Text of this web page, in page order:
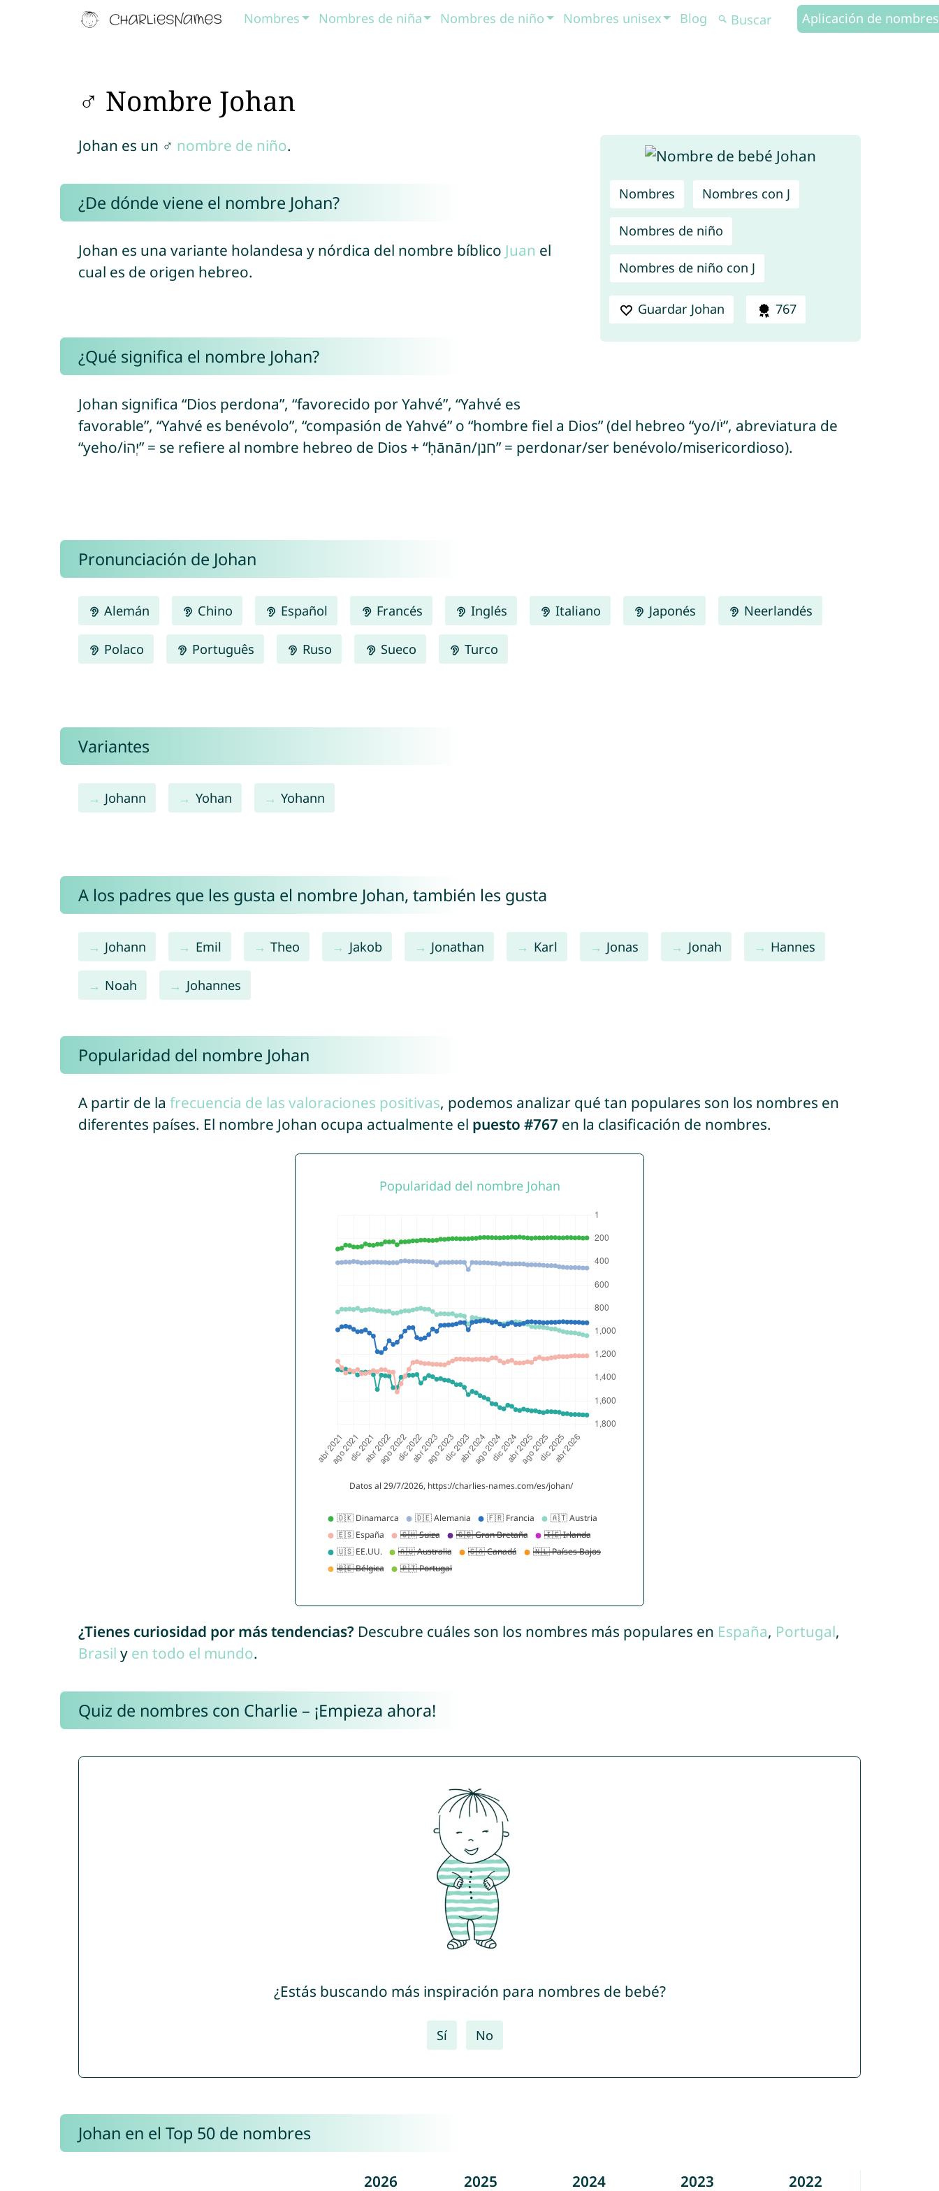
Nombres Nombres de niña Nombres de niño Nombres unisex Blog Aplicación de nombres
♂ Nombre Johan
Nombres Nombres con J
Nombres de niño
Nombres de niño con J
Guardar Johan 767
Johan es un ♂ nombre de niño.
¿De dónde viene el nombre Johan?
Johan es una variante holandesa y nórdica del nombre bíblico Juan el
cual es de origen hebreo.
¿Qué significa el nombre Johan?
Johan significa “Dios perdona”, “favorecido por Yahvé”, “Yahvé es
favorable”, “Yahvé es benévolo”, “compasión de Yahvé” o “hombre fiel a Dios” (del hebreo “yo/יֹו”, abreviatura de
“yeho/יְהוֹ” = se refiere al nombre hebreo de Dios + “ḥānān/חנן” = perdonar/ser benévolo/misericordioso).
Pronunciación de Johan
Alemán Chino Español Francés Inglés Italiano Japonés Neerlandés
Polaco Português Ruso Sueco Turco
Variantes
Johann Yohan Yohann
A los padres que les gusta el nombre Johan, también les gusta
Johann Emil Theo Jakob Jonathan Karl Jonas Jonah Hannes
Noah Johannes
Popularidad del nombre Johan
A partir de la frecuencia de las valoraciones positivas, podemos analizar qué tan populares son los nombres en
diferentes países. El nombre Johan ocupa actualmente el puesto #767 en la clasificación de nombres.
¿Tienes curiosidad por más tendencias? Descubre cuáles son los nombres más populares en España, Portugal,
Brasil y en todo el mundo.
Quiz de nombres con Charlie – ¡Empieza ahora!
¿Estás buscando más inspiración para nombres de bebé?
Sí No
Johan en el Top 50 de nombres
2026 2025 2024 2023 2022